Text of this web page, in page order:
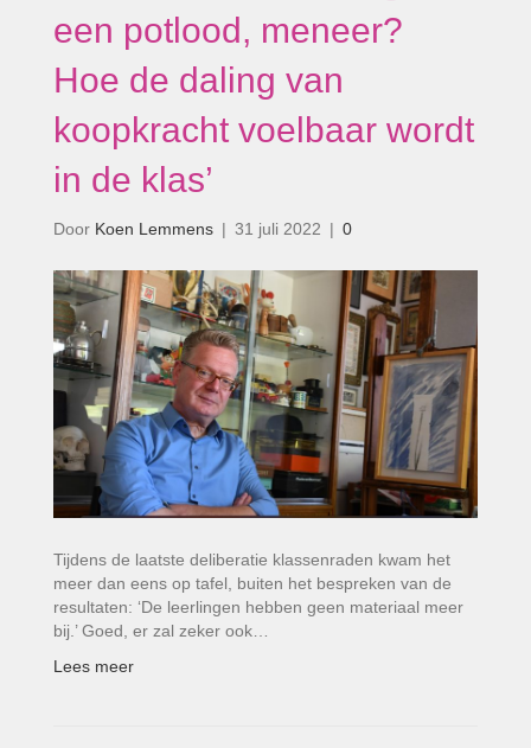
een potlood, meneer?
Hoe de daling van
koopkracht voelbaar wordt
in de klas’
Door Koen Lemmens | 31 juli 2022 | 0
Tijdens de laatste deliberatie klassenraden kwam het
meer dan eens op tafel, buiten het bespreken van de
resultaten: ‘De leerlingen hebben geen materiaal meer
bij.’ Goed, er zal zeker ook…
Lees meer